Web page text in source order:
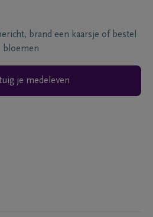
brand een kaarsje of bestel
bloemen
je medeleven